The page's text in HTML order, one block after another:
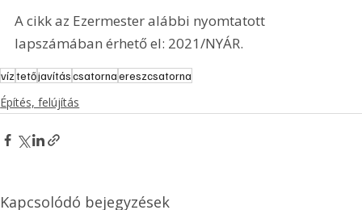
A cikk az Ezermester alábbi nyomtatott
lapszámában érhető el: 2021/NYÁR.
víztetőjavításcsatornaereszcsatorna
Építés, felújítás
Kapcsolódó bejegyzések